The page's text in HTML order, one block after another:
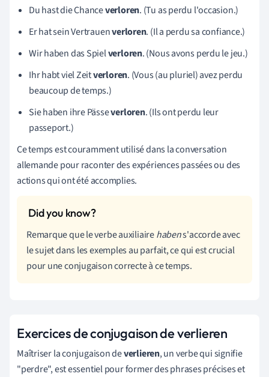
Du hast die Chanceverloren. (Tu as perdu l'occasion.)
Er hat sein Vertrauenverloren. (Il a perdu sa confiance.)
Wir haben das Spielverloren. (Nous avons perdu le jeu.)
Ihr habt viel Zeitverloren. (Vous (au pluriel) avez perdu
beaucoup de temps.)
Sie haben ihre Pässeverloren. (Ils ont perdu leur
passeport.)
Ce temps est couramment utilisé dans la conversation
allemande pour raconter des expériences passées ou des
actions qui ont été accomplies.
Remarque que le verbe auxiliairehabens'accorde avec
le sujet dans les exemples au parfait, ce qui est crucial
pour une conjugaison correcte à ce temps.
Exercices de conjugaison de verlieren
Maîtriser la conjugaison deverlieren, un verbe qui signifie
"perdre", est essentiel pour former des phrases précises et